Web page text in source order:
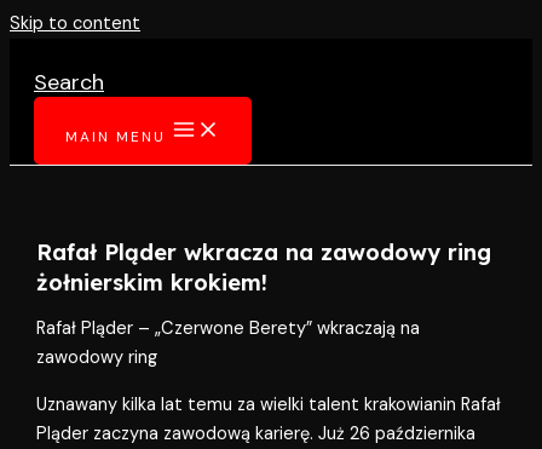
Skip to content
Search
MAIN MENU
Rafał Pląder wkracza na zawodowy ring
żołnierskim krokiem!
Rafał Pląder – „Czerwone Berety” wkraczają na
zawodowy ring
Uznawany kilka lat temu za wielki talent krakowianin Rafał
Pląder zaczyna zawodową karierę. Już 26 października